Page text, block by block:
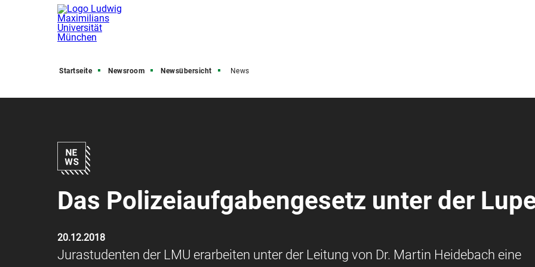
Startseite Newsroom Newsübersicht News
Das Polizeiaufgabengesetz unter der
20.12.2018
Jurastudenten der LMU erarbeiten unter der Leitung von Dr. Martin Heidebach eine